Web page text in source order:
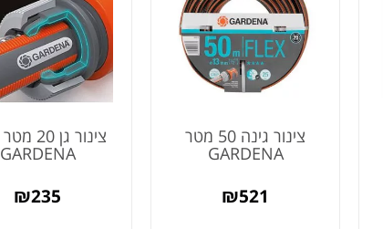
צינור גינה 50 מטר
GARDENA
₪521
GARDENA
₪235